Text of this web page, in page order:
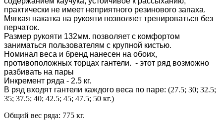
практически не имеет неприятного резинового запаха.
Мягкая накатка на рукояти позволяет тренироваться без
перчаток.
Размер рукояти 132мм. позволяет с комфортом
заниматься пользователям с крупной кистью.
Номинал веса и бренд нанесен на обоих,
противоположных торцах гантели. - этот ряд возможно
разбивать на пары
Инкремент ряда - 2.5 кг.
В ряд входят гантели каждого веса по паре: (27.5; 30; 32.5;
35; 37.5; 40; 42.5; 45; 47.5; 50 кг.)
Общий вес ряда: 775 кг.